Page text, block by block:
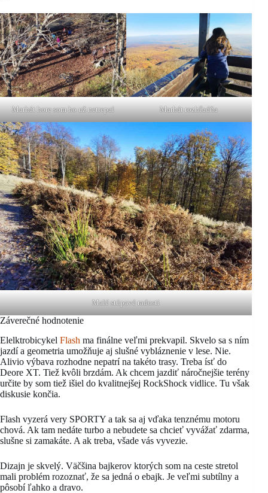
Marhát hore som ho už netrepal Marhát rozhľadňa
Malé stúpavé radosti
Záverečné hodnotenie
Elelktrobicykel Flash ma finálne veľmi prekvapil. Skvelo sa s ním
jazdí a geometria umožňuje aj slušné vybláznenie v lese. Nie.
Alivio výbava rozhodne nepatrí na takéto trasy. Treba ísť do
Deore XT. Tiež kvôli brzdám. Ak chcem jazdiť náročnejšie terény
určite by som tiež išiel do kvalitnejšej RockShock vidlice. Tu však
diskusie končia.
Flash vyzerá very SPORTY a tak sa aj vďaka tenznému motoru
chová. Ak tam nedáte turbo a nebudete sa chcieť vyvážať zdarma,
slušne si zamakáte. A ak treba, všade vás vyvezie.
Dizajn je skvelý. Väčšina bajkerov ktorých som na ceste stretol
mali problém rozoznať, že sa jedná o ebajk. Je veľmi subtílny a
pôsobí ľahko a dravo.